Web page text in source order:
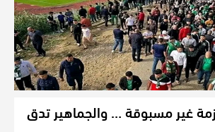
غير مسبوقة … والجماهير تدق